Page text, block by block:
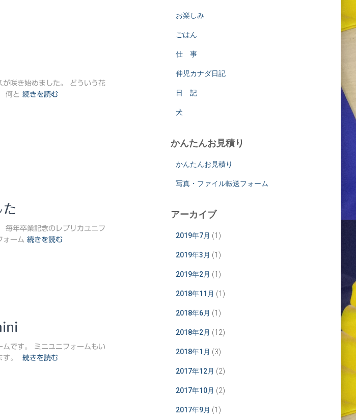
が咲き始めました。 どういう花
何と 続きを読む
た
毎年卒業記念のレプリカユニフ
ォーム 続きを読む
です。 ミニユニフォームもい
す。
続きを読む
お楽しみ
ごはん
仕 事
伸児カナダ日記
日 記
犬
かんたんお見積り
かんたんお見積り
写真・ファイル転送フォーム
アーカイブ
2019年7月 (1)
2019年3月 (1)
2019年2月 (1)
2018年11月 (1)
2018年6月 (1)
2018年2月 (12)
2018年1月 (3)
2017年12月 (2)
2017年10月 (2)
2017年9月 (1)